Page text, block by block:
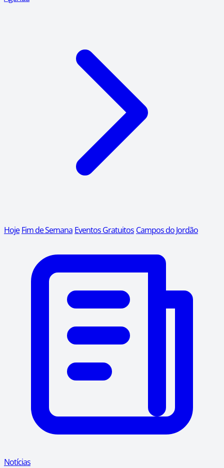
Hoje Fim de Semana Eventos Gratuitos Campos do Jordão
Notícias